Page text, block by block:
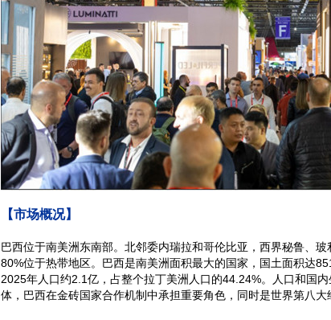
【市场概况】
巴西位于南美洲东南部。北邻委内瑞拉和哥伦比亚，西界秘鲁、
80%位于热带地区。巴西是南美洲面积最大的国家，国土面积达
2025年人口约2.1亿，占整个拉丁美洲人口的44.24%。人口和国
体，巴西在金砖国家合作机制中承担重要角色，同时是世界第八大